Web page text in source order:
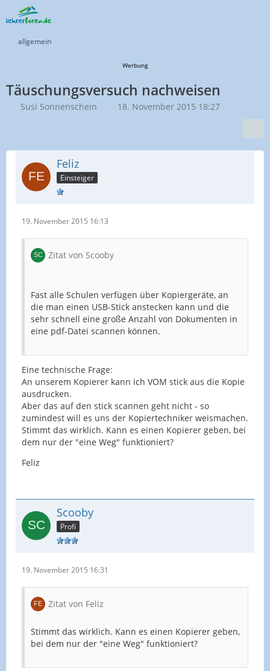
allgemein
Werbung
Täuschungsversuch nachweisen
Susi Sonnenschein 18. November 2015 18:27
Feliz
Einsteiger
19. November 2015 16:13
Zitat von Scooby
Fast alle Schulen verfügen über Kopiergeräte, an
die man einen USB-Stick anstecken kann und die
sehr schnell eine große Anzahl von Dokumenten in
eine pdf-Datei scannen können.
Eine technische Frage:
An unserem Kopierer kann ich VOM stick aus die Kopie
ausdrucken.
Aber das auf den stick scannen geht nicht - so
zumindest will es uns der Kopiertechniker weismachen.
Stimmt das wirklich. Kann es einen Kopierer geben, bei
dem nur der "eine Weg" funktioniert?
Feliz
Scooby
Profi
19. November 2015 16:31
Zitat von Feliz
Stimmt das wirklich. Kann es einen Kopierer geben,
bei dem nur der "eine Weg" funktioniert?